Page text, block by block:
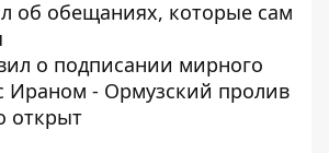
об обещаниях, которые сам
о подписании мирного
Ираном - Ормузский пролив
открыт